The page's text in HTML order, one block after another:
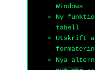
Windows
Ny
tabell
Utskrift
Nya